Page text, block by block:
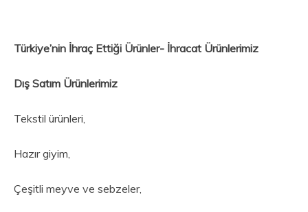
Türkiye’nin İhraç Ettiği Ürünler- İhracat Ürünlerimiz
Dış Satım Ürünlerimiz
Tekstil ürünleri,
Hazır giyim,
Çeşitli meyve ve sebzeler,